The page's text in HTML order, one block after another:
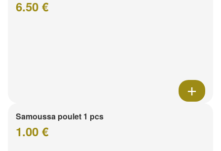
6.50 €
Samoussa poulet 1 pcs
1.00 €